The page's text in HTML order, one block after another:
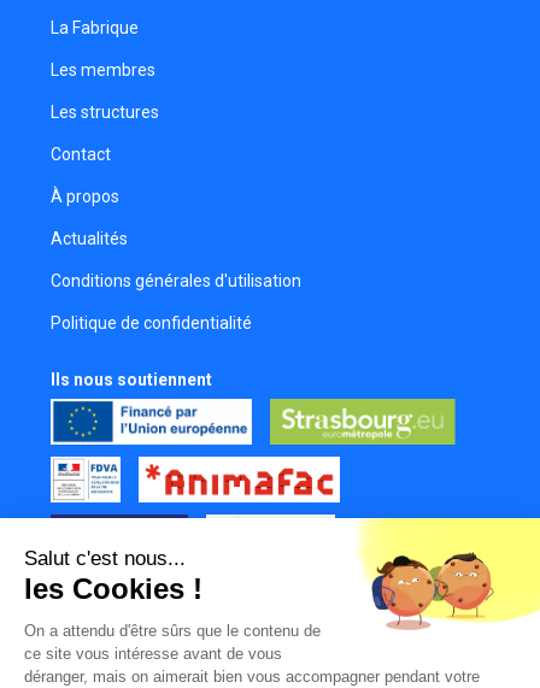
Arnaud Delecrin
Réalisateur
Ludovic Lutz
Florian Poupin
Réalisateur
Christophe Rouag
Réalisateur
Jess Bertrand
Réalisateur
Yannick Perrin
Réalisateur
Mathieu Buchholzer
Réalisateur
Laurent Kuhn
Chargé de production
Mohamed Manai
Réalisateur
La Fabrique
Les membres
Les structures
Contact
À propos
Actualités
Conditions générales d'utilisation
Politique de confidentialité
Ils nous soutiennent
Tous nos partenaires
Mur des contributeurs
Salut c'est nous...
les Cookies !
On a attendu d'être sûrs que le contenu de
ce site vous intéresse avant de vous
déranger, mais on aimerait bien vous accompagner pendant votre